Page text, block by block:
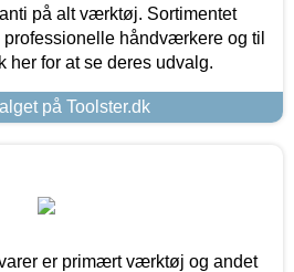
på alt værktøj. Sortimentet
håndværkere og til
her for at se deres udvalg.
på Toolster.dk
er primært værktøj og andet